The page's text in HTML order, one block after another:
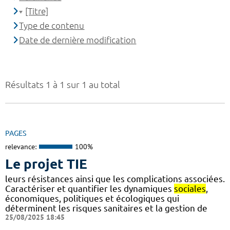
Résultats 1 à 1 sur 1 au total
PAGES
relevance: 100%
Le projet TIE
leurs résistances ainsi que les complications associées.
Caractériser et quantifier les dynamiques sociales
économiques, politiques et écologiques qui
déterminent les risques sanitaires et la gestion de
25/08/2025 18:45
[Titre]
Type de contenu
Date de dernière modification